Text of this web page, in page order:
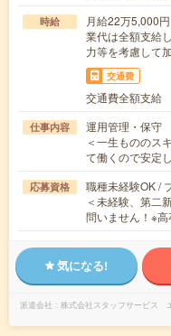
時給
月給22万5,000
業代は全額支給
力等を考慮して
交通費
交通費全額支給
仕事内容
運用管理・保守
＜一生もののス
て働くので安定
応募資格
職種未経験OK /
＜未経験、第二
問いません！※
気になる!
派遣会社
株式会社スタッフサービス